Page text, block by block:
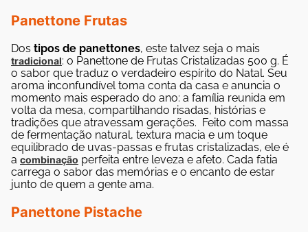
Panettone Frutas
Dos tipos de panettones, este talvez seja o mais
tradicional: o Panettone de Frutas Cristalizadas 500 g. É
o sabor que traduz o verdadeiro espírito do Natal. Seu
aroma inconfundível toma conta da casa e anuncia o
momento mais esperado do ano: a família reunida em
volta da mesa, compartilhando risadas, histórias e
tradições que atravessam gerações. Feito com massa
de fermentação natural, textura macia e um toque
equilibrado de uvas-passas e frutas cristalizadas, ele é
a combinação perfeita entre leveza e afeto. Cada fatia
carrega o sabor das memórias e o encanto de estar
junto de quem a gente ama.
Panettone Pistache